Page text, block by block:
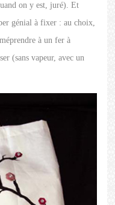
on y est, juré). Et
génial à fixer : au choix,
à un fer à
(sans vapeur, avec un